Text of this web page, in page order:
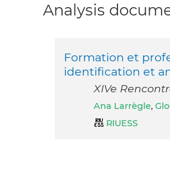
Analysis
Formation et
identification et
XIVe
Ana Larrègle,
RIUESS